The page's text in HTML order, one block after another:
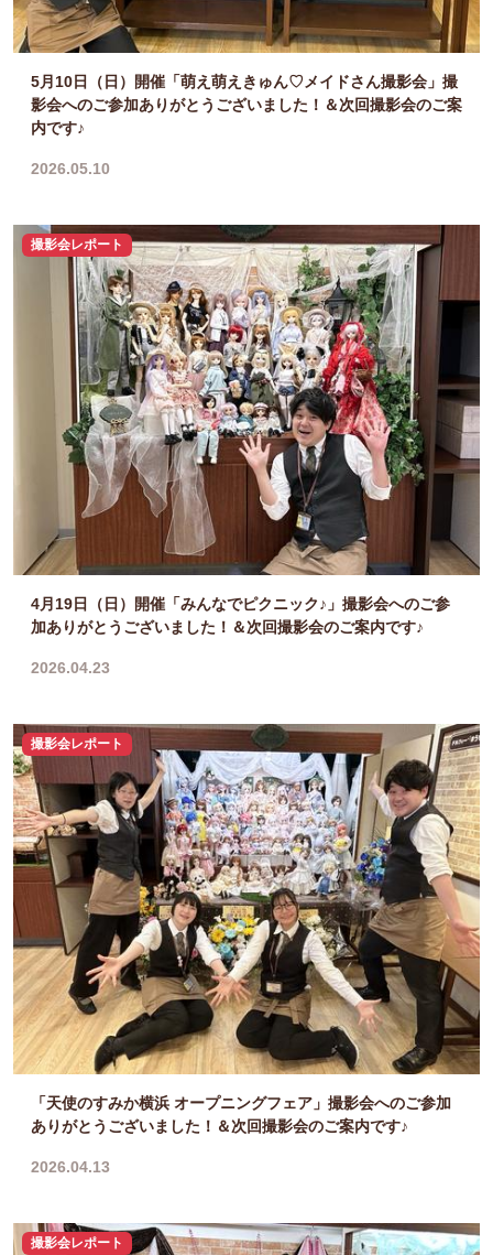
5月10日（日）開催「萌え萌えきゅん♡メイドさん撮影会」撮
影会へのご参加ありがとうございました！＆次回撮影会のご案
内です♪
2026.05.10
撮影会レポート
4月19日（日）開催「みんなでピクニック♪」撮影会へのご参
加ありがとうございました！＆次回撮影会のご案内です♪
2026.04.23
撮影会レポート
「天使のすみか横浜 オープニングフェア」撮影会へのご参加
ありがとうございました！＆次回撮影会のご案内です♪
2026.04.13
撮影会レポート